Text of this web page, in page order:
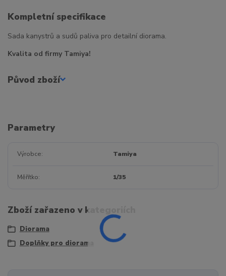
Kompletní specifikace
Sada kanystrů a sudů paliva pro detailní diorama.
Kvalita od firmy Tamiya!
Původ zboží
Parametry
Výrobce Tamiya
Měřítko 1/35
Zboží zařazeno v kategoriích
Diorama
Doplňky pro diorama